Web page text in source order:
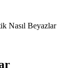
Nasıl Beyazlar